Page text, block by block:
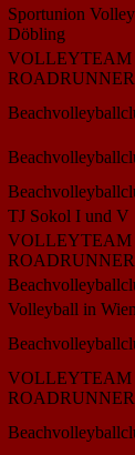
Sportunion
Döbling
VOLLEYTEAM
TJ Sokol I und V
VOLLEYTEAM
Volleyball in
VOLLEYTEAM